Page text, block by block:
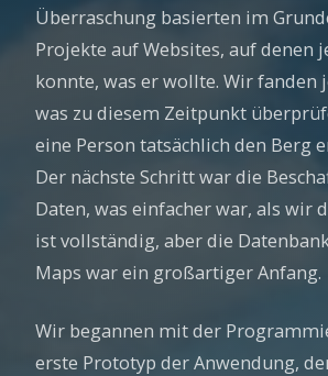
Überraschung basierten im
Projekte auf Websites, auf denen
konnte, was er wollte. Wir fanden
was zu diesem Zeitpunkt
eine Person tatsächlich den Berg
Der nächste Schritt war die
Daten, was einfacher war, als wir
ist vollständig, aber die
Maps war ein großartiger Anfang.
Wir begannen mit der
erste Prototyp der Anwendung,